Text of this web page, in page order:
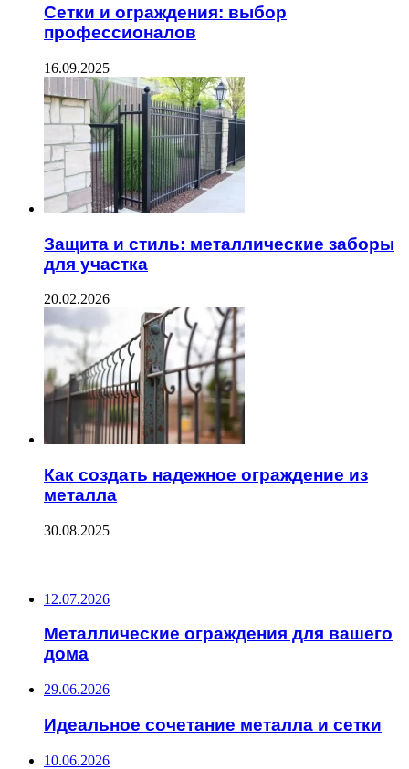
Сетки и ограждения: выбор
профессионалов
16.09.2025
Защита и стиль: металлические заборы
для участка
20.02.2026
Как создать надежное ограждение из
металла
30.08.2025
12.07.2026
Металлические ограждения для вашего
дома
29.06.2026
Идеальное сочетание металла и сетки
10.06.2026